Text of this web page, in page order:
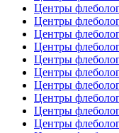
Центры
Центры
Центры
Центры
Центры
Центры
Центры
Центры
Центры
Центры